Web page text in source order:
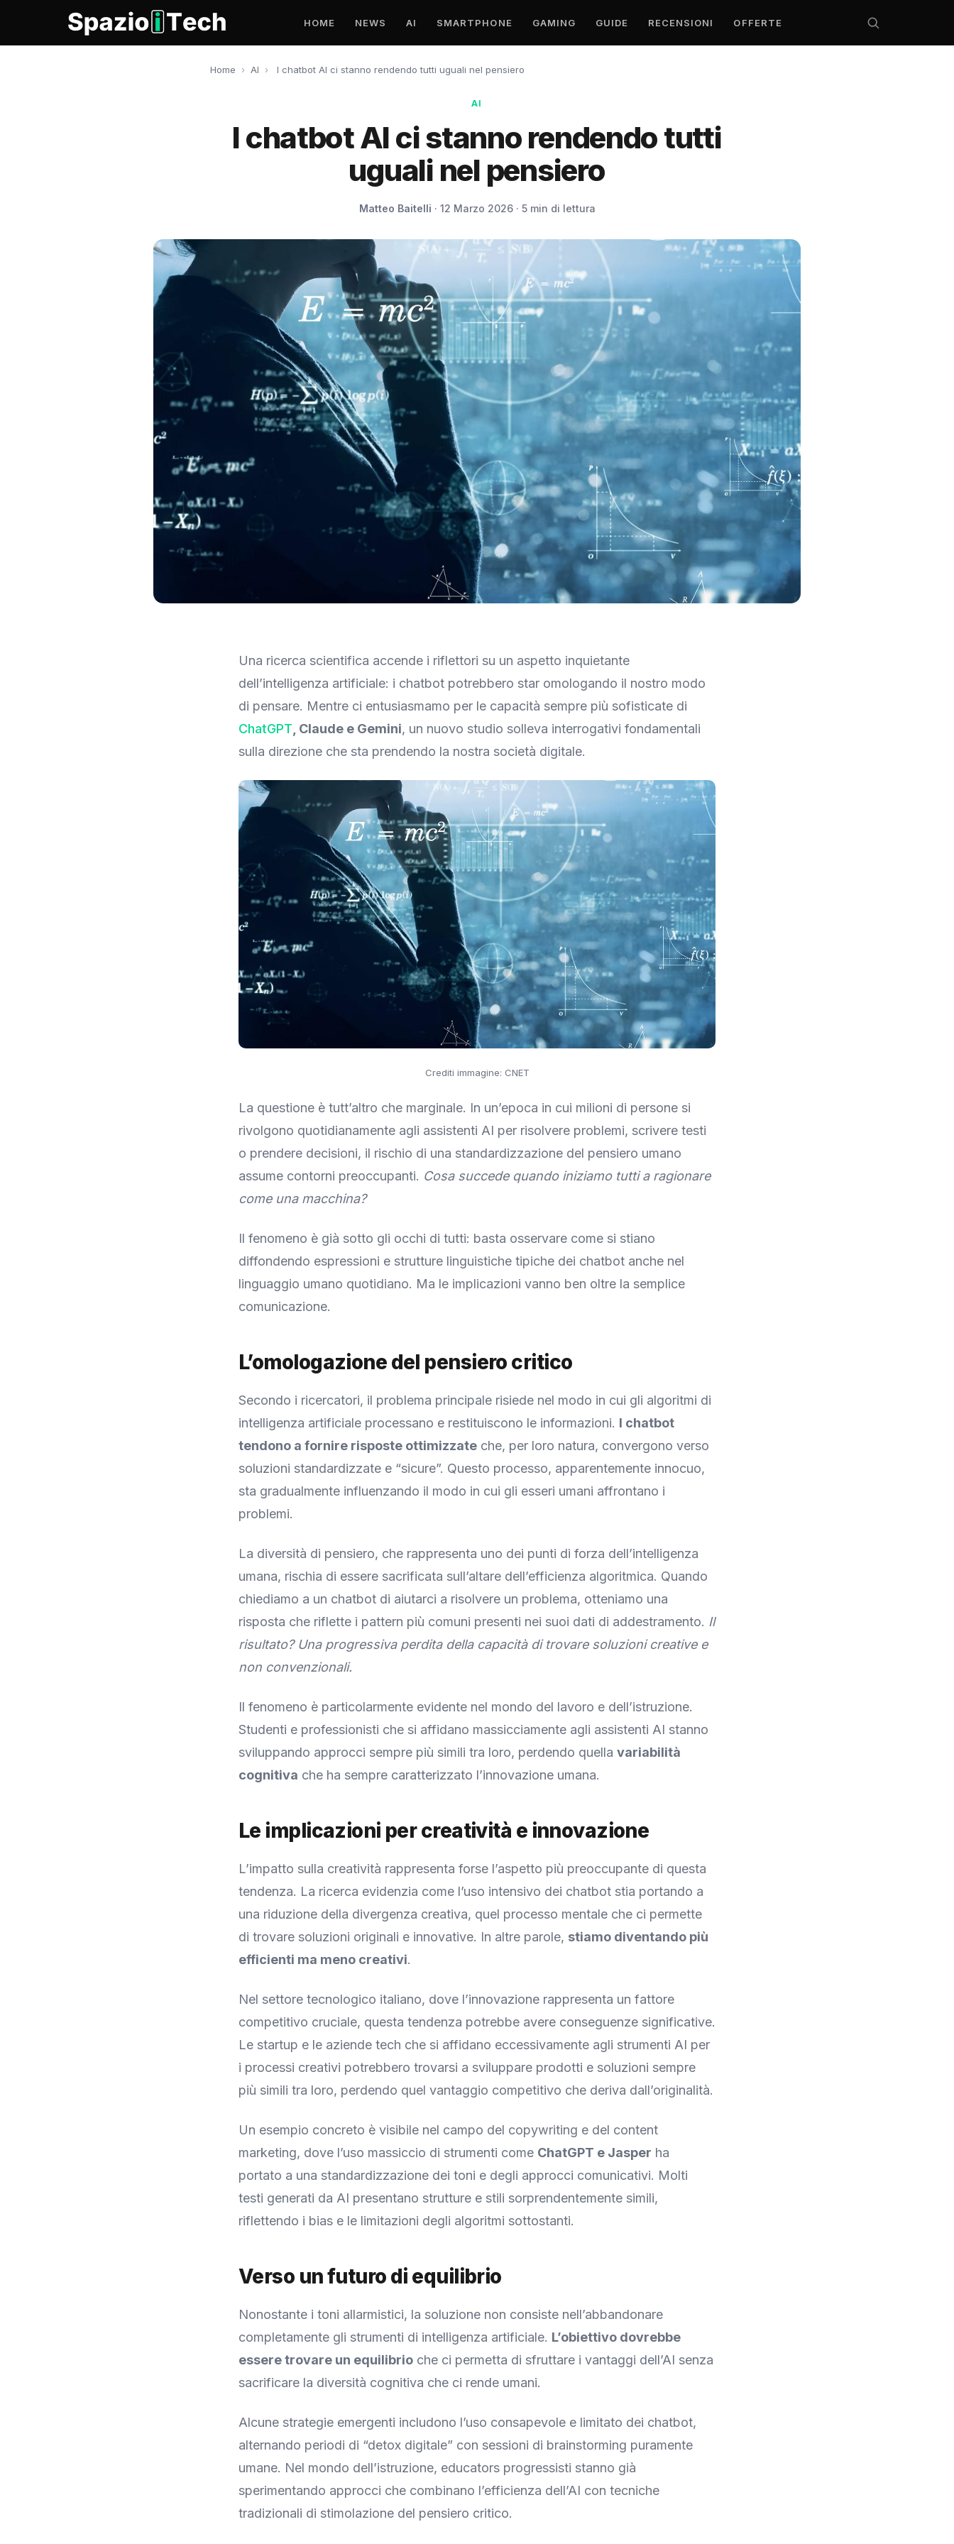
HOME NEWS AI SMARTPHONE GAMING GUIDE RECENSIONI OFFERTE
Home › AI › I chatbot AI ci stanno rendendo tutti uguali nel pensiero
AI
I chatbot AI ci stanno rendendo tutti
uguali nel pensiero
Matteo Baitelli · 12 Marzo 2026 · 5 min di lettura
Una ricerca scientifica accende i riflettori su un aspetto inquietante
dell’intelligenza artificiale: i chatbot potrebbero star omologando il nostro modo
di pensare. Mentre ci entusiasmamo per le capacità sempre più sofisticate di
ChatGPT , Claude e Gemini, un nuovo studio solleva interrogativi fondamentali
sulla direzione che sta prendendo la nostra società digitale.
Crediti immagine: CNET
La questione è tutt’altro che marginale. In un’epoca in cui milioni di persone si
rivolgono quotidianamente agli assistenti AI per risolvere problemi, scrivere testi
o prendere decisioni, il rischio di una standardizzazione del pensiero umano
assume contorni preoccupanti. Cosa succede quando iniziamo tutti a ragionare
come una macchina?
Il fenomeno è già sotto gli occhi di tutti: basta osservare come si stiano
diffondendo espressioni e strutture linguistiche tipiche dei chatbot anche nel
linguaggio umano quotidiano. Ma le implicazioni vanno ben oltre la semplice
comunicazione.
L’omologazione del pensiero critico
Secondo i ricercatori, il problema principale risiede nel modo in cui gli algoritmi di
intelligenza artificiale processano e restituiscono le informazioni. I chatbot
tendono a fornire risposte ottimizzate che, per loro natura, convergono verso
soluzioni standardizzate e “sicure”. Questo processo, apparentemente innocuo,
sta gradualmente influenzando il modo in cui gli esseri umani affrontano i
problemi.
La diversità di pensiero, che rappresenta uno dei punti di forza dell’intelligenza
umana, rischia di essere sacrificata sull’altare dell’efficienza algoritmica. Quando
chiediamo a un chatbot di aiutarci a risolvere un problema, otteniamo una
risposta che riflette i pattern più comuni presenti nei suoi dati di addestramento. Il
risultato? Una progressiva perdita della capacità di trovare soluzioni creative e
non convenzionali.
Il fenomeno è particolarmente evidente nel mondo del lavoro e dell’istruzione.
Studenti e professionisti che si affidano massicciamente agli assistenti AI stanno
sviluppando approcci sempre più simili tra loro, perdendo quella variabilità
cognitiva che ha sempre caratterizzato l’innovazione umana.
Le implicazioni per creatività e innovazione
L’impatto sulla creatività rappresenta forse l’aspetto più preoccupante di questa
tendenza. La ricerca evidenzia come l’uso intensivo dei chatbot stia portando a
una riduzione della divergenza creativa, quel processo mentale che ci permette
di trovare soluzioni originali e innovative. In altre parole, stiamo diventando più
efficienti ma meno creativi.
Nel settore tecnologico italiano, dove l’innovazione rappresenta un fattore
competitivo cruciale, questa tendenza potrebbe avere conseguenze significative.
Le startup e le aziende tech che si affidano eccessivamente agli strumenti AI per
i processi creativi potrebbero trovarsi a sviluppare prodotti e soluzioni sempre
più simili tra loro, perdendo quel vantaggio competitivo che deriva dall’originalità.
Un esempio concreto è visibile nel campo del copywriting e del content
marketing, dove l’uso massiccio di strumenti come ChatGPT e Jasper ha
portato a una standardizzazione dei toni e degli approcci comunicativi. Molti
testi generati da AI presentano strutture e stili sorprendentemente simili,
riflettendo i bias e le limitazioni degli algoritmi sottostanti.
Verso un futuro di equilibrio
Nonostante i toni allarmistici, la soluzione non consiste nell’abbandonare
completamente gli strumenti di intelligenza artificiale. L’obiettivo dovrebbe
essere trovare un equilibrio che ci permetta di sfruttare i vantaggi dell’AI senza
sacrificare la diversità cognitiva che ci rende umani.
Alcune strategie emergenti includono l’uso consapevole e limitato dei chatbot,
alternando periodi di “detox digitale” con sessioni di brainstorming puramente
umane. Nel mondo dell’istruzione, educators progressisti stanno già
sperimentando approcci che combinano l’efficienza dell’AI con tecniche
tradizionali di stimolazione del pensiero critico.